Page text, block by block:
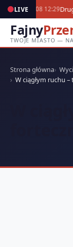
LIVE07.08 12:29
Fajny
TWOJE MIASTO —
Strona główna
W ciągłym ruchu